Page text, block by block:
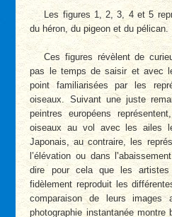
Les figures 1, 2, 3, 4 et 5
du héron, du pigeon et du pélican.
Ces figures révèlent de
pas le temps de saisir et avec
point familiarisées par les
oiseaux. Suivant une juste
peintres européens
oiseaux au vol avec les ailes
Japonais, au contraire, les
l’élévation ou dans
dire pour cela que les artistes
fidèlement reproduit les
comparaison de leurs
photographie instantanée